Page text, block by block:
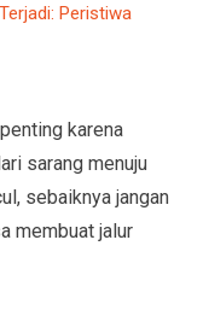
Peristiwa
karena
sarang menuju
sebaiknya jangan
membuat jalur